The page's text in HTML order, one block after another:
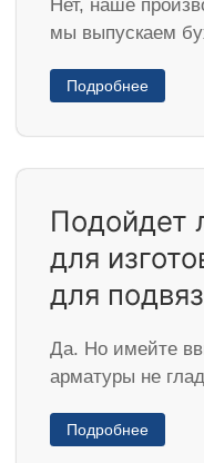
Нет, наше
мы выпускаем
Подробнее
Подойдет
для
для
Да. Но имейте
арматуры не
Подробнее